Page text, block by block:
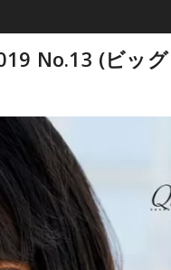
No.13 (ビッ